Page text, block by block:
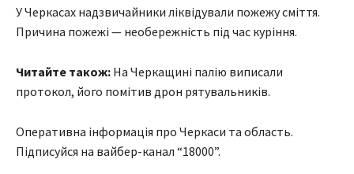
У Черкасах надзвичайники ліквідували пожежу сміття.
Причина пожежі — необережність під час куріння.
Читайте також: На Черкащині палію виписали
протокол, його помітив дрон рятувальників.
Оперативна інформація про Черкаси та область.
Підписуйся на вайбер-канал “18000”.